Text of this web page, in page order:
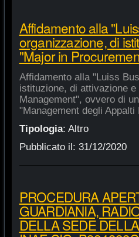
Affidamento alla
organizzazione, di
"Major in
Affidamento alla "Luiss
istituzione, di attivazione
Management", ovvero di
"Management degli
Tipologia: Altro
Pubblicato il: 31/12/2020
PROCEDURA
GUARDIANIA,
DELLA SEDE